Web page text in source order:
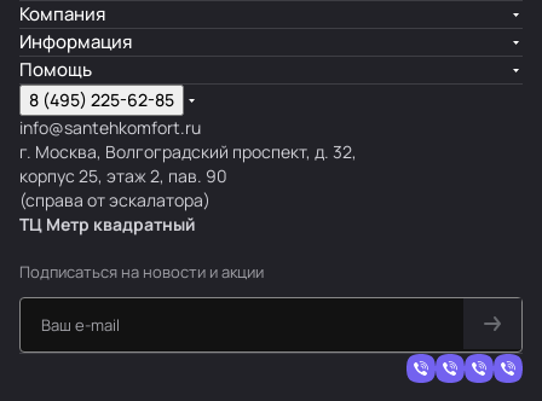
Компания
Информация
Помощь
8 (495) 225-62-85
info@santehkomfort.ru
г. Москва, Волгоградский проспект, д. 32,
корпус 25, этаж 2, пав. 90
(справа от эскалатора)
ТЦ Метр квадратный
Подписаться на новости и акции